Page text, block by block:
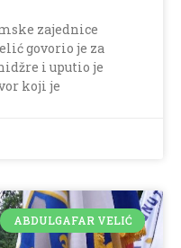
zajednice
govorio je za
i uputio je
koji je
ABDULGAFAR VELIĆ